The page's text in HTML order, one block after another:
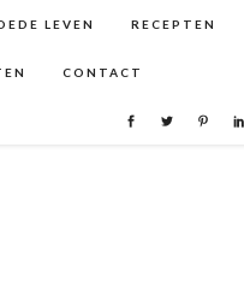
LEVEN RECEPTEN
CONTACT